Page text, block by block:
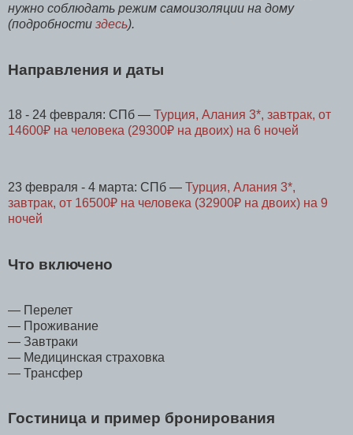
нужно соблюдать режим самоизоляции на дому
(подробности здесь).
Направления и даты
18 - 24 февраля: СПб — Турция, Алания 3*, завтрак, от
14600₽ на человека (29300₽ на двоих) на 6 ночей
23 февраля - 4 марта: СПб — Турция, Алания 3*,
завтрак, от 16500₽ на человека (32900₽ на двоих) на 9
ночей
Что включено
— Перелет
— Проживание
— Завтраки
— Медицинская страховка
— Трансфер
Гостиница и пример бронирования